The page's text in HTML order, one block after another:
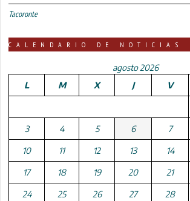
Tacoronte
CALENDARIO DE NOTICIAS
agosto 2026
L
M X J V
3 4 5 6 7
10 11 12 13 14
17 18 19 20 21
24 25 26 27 28